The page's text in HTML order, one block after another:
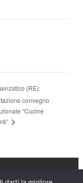
(RE):
convegno
“Cucine